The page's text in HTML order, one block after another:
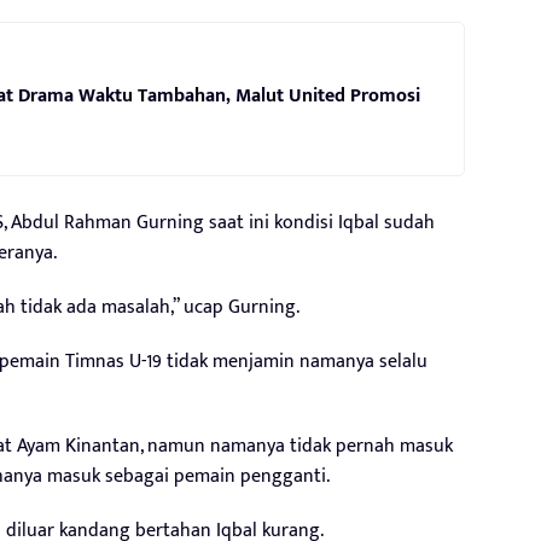
Drama Waktu Tambahan, Malut United Promosi
Abdul Rahman Gurning saat ini kondisi Iqbal sudah
tidak ada masalah,” ucap Gurning.
Timnas U-19 tidak menjamin namanya selalu
Ayam Kinantan, namun namanya tidak pernah masuk
masuk sebagai pemain pengganti.
kandang bertahan Iqbal kurang.